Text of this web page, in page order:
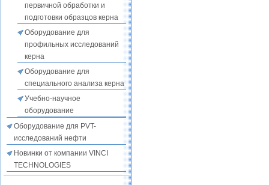
первичной обработки и
подготовки образцов керна
Оборудование для
профильных исследований
керна
Оборудование для
специального анализа керна
Учебно-научное
оборудование
Оборудование для PVT-
исследований нефти
Новинки от компании VINCI
TECHNOLOGIES